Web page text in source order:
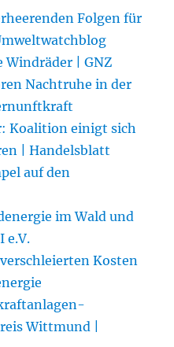
Folgen für
Windräder | GNZ
Nachtruhe in der
Koalition einigt sich
| Handelsblatt
auf den
im Wald und
e.V.
Kosten
Wittmund |